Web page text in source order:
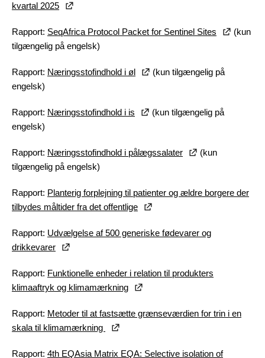
kvartal 2025
Rapport: SeqAfrica Protocol Packet for Sentinel Sites
(kun
tilgængelig på engelsk)
Rapport: Næringsstofindhold i øl
(kun tilgængelig på
engelsk)
Rapport: Næringsstofindhold i is
(kun tilgængelig på
engelsk)
Rapport: Næringsstofindhold i pålægssalater
(kun
tilgængelig på engelsk)
Rapport: Planterig forplejning til patienter og ældre borgere der
tilbydes måltider fra det offentlige
Rapport: Udvælgelse af 500 generiske fødevarer og
drikkevarer
Rapport: Funktionelle enheder i relation til produkters
klimaaftryk og klimamærkning
Rapport: Metoder til at fastsætte grænseværdien for trin i en
skala til klimamærkning
Rapport: 4th EQAsia Matrix EQA: Selective isolation of